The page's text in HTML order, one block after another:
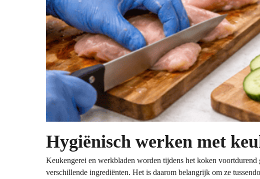
Hygiënisch werken met
Keukengerei en werkbladen worden tijdens het koken
verschillende ingrediënten. Het is daarom belangrijk om ze